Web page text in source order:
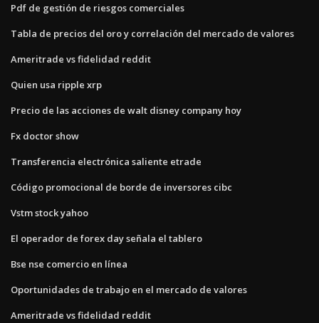
Pdf de gestión de riesgos comerciales
Tabla de precios del oro y correlación del mercado de valores
Ameritrade vs fidelidad reddit
Quien usa ripple xrp
Precio de las acciones de walt disney company hoy
Fx doctor show
Transferencia electrónica saliente etrade
Código promocional de borde de inversores cibc
Vstm stock yahoo
El operador de forex day señala el tablero
Bse nse comercio en línea
Oportunidades de trabajo en el mercado de valores
Ameritrade vs fidelidad reddit